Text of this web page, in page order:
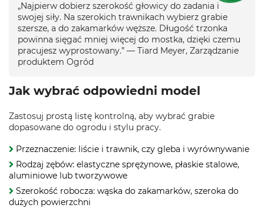
„Najpierw dobierz szerokość głowicy do zadania i
swojej siły. Na szerokich trawnikach wybierz grabie
szersze, a do zakamarków węższe. Długość trzonka
powinna sięgać mniej więcej do mostka, dzięki czemu
pracujesz wyprostowany.” — Tiard Meyer, Zarządzanie
produktem Ogród
Jak wybrać odpowiedni model
Zastosuj prostą listę kontrolną, aby wybrać grabie
dopasowane do ogrodu i stylu pracy.
Przeznaczenie: liście i trawnik, czy gleba i wyrównywanie
Rodzaj zębów: elastyczne sprężynowe, płaskie stalowe,
aluminiowe lub tworzywowe
Szerokość robocza: wąska do zakamarków, szeroka do
dużych powierzchni